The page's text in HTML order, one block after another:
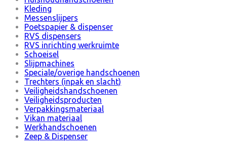
Kleding
Messenslijpers
Poetspapier & dispenser
RVS dispensers
RVS inrichting werkruimte
Schoeisel
Slijpmachines
Speciale/overige handschoenen
Trechters (inpak en slacht)
Veiligheidshandschoenen
Veiligheidsproducten
Verpakkingsmateriaal
Vikan materiaal
Werkhandschoenen
Zeep & Dispenser